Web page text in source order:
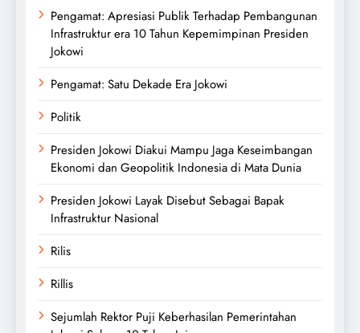
Pengamat: Apresiasi Publik Terhadap Pembangunan
Infrastruktur era 10 Tahun Kepemimpinan Presiden
Jokowi
Pengamat: Satu Dekade Era Jokowi
Politik
Presiden Jokowi Diakui Mampu Jaga Keseimbangan
Ekonomi dan Geopolitik Indonesia di Mata Dunia
Presiden Jokowi Layak Disebut Sebagai Bapak
Infrastruktur Nasional
Rilis
Rillis
Sejumlah Rektor Puji Keberhasilan Pemerintahan